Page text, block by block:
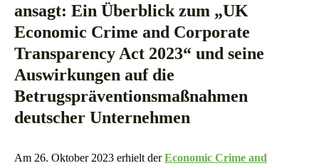
ansagt: Ein Überblick zum „UK
Economic Crime and Corporate
Transparency Act 2023“ und seine
Auswirkungen auf die
Betrugspräventionsmaßnahmen
deutscher Unternehmen
Am 26. Oktober 2023 erhielt derEconomic Crime and